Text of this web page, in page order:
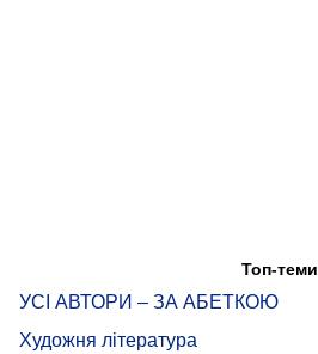
Топ-теми
УСІ АВТОРИ – ЗА АБЕТКОЮ
Художня література